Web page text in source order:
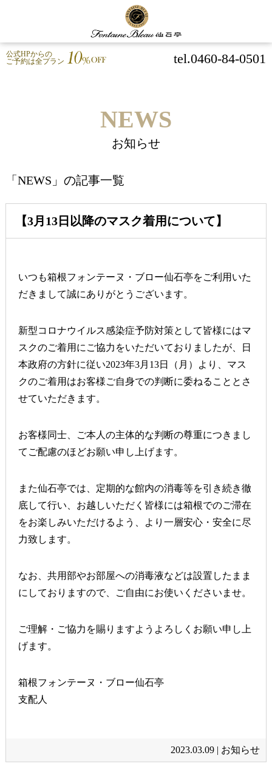
公式HPからの
ご予約は全プラン
tel.0460-84-0501
NEWS
お知らせ
「NEWS」の記事一覧
【3月13日以降のマスク着用について】
いつも箱根フォンテーヌ・ブロー仙石亭をご利用いた
だきまして誠にありがとうございます。
新型コロナウイルス感染症予防対策として皆様にはマ
スクのご着用にご協力をいただいておりましたが、日
本政府の方針に従い2023年3月13日（月）より、マス
クのご着用はお客様ご自身での判断に委ねることとさ
せていただきます。
お客様同士、ご本人の主体的な判断の尊重につきまし
てご配慮のほどお願い申し上げます。
また仙石亭では、定期的な館内の消毒等を引き続き徹
底して行い、お越しいただく皆様には箱根でのご滞在
をお楽しみいただけるよう、より一層安心・安全に尽
力致します。
なお、共用部やお部屋への消毒液などは設置したまま
にしておりますので、ご自由にお使いくださいませ。
ご理解・ご協力を賜りますようよろしくお願い申し上
げます。
箱根フォンテーヌ・ブロー仙石亭
支配人
2023.03.09 | お知らせ